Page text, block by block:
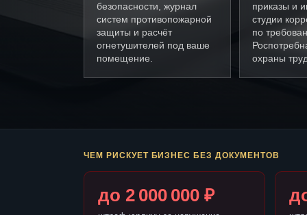
безопасности, журнал
систем противопожарной
защиты и расчёт
огнетушителей под ваше
помещение.
приказы и
студии
по
охраны
ЧЕМ РИСКУЕТ БИЗНЕС БЕЗ ДОКУМЕНТОВ
до 2 000 000 ₽